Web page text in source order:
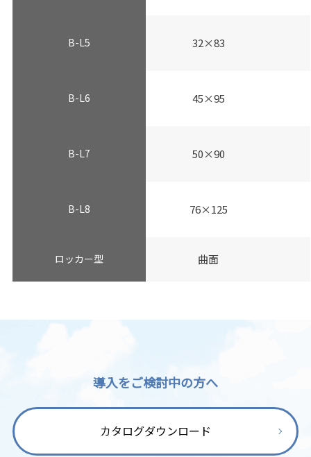
B-L5 32×83
B-L6 45×95
B-L7 50×90
B-L8 76×125
ロッカー型 曲面
導入をご検討中の方へ
カタログダウンロード